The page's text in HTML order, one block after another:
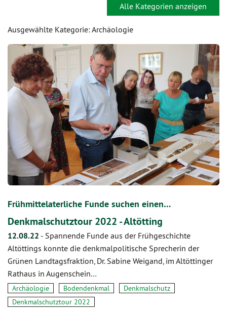
Alle Kategorien anzeigen
Ausgewählte Kategorie: Archäologie
Frühmittelaterliche Funde suchen einen…
Denkmalschutztour 2022 - Altötting
12.08.22 - Spannende Funde aus der Frühgeschichte
Altöttings konnte die denkmalpolitische Sprecherin der
Grünen Landtagsfraktion, Dr. Sabine Weigand, im Altöttinger
Rathaus in Augenschein…
Archäologie Bodendenkmal
Denkmalschutz
Denkmalschutztour 2022